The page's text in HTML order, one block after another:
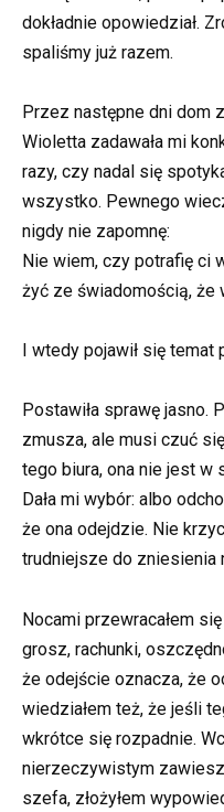
dokładnie opowiedział.
spaliśmy już razem.
Przez następne dni dom
Wioletta zadawała mi
razy, czy nadal się
wszystko. Pewnego
nigdy nie zapomnę:
Nie wiem, czy potrafię ci
żyć ze świadomością, że
I wtedy pojawił się temat
Postawiła sprawę jasno.
zmusza, ale musi czuć
tego biura, ona nie jest w
Dała mi wybór: albo
że ona odejdzie. Nie
trudniejsze do zniesienia
Nocami przewracałem
grosz, rachunki,
że odejście oznacza, że
wiedziałem też, że jeśli
wkrótce się rozpadnie.
nierzeczywistym
szefa, złożyłem